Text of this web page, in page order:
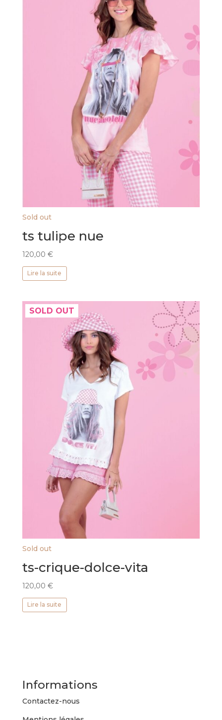
Sold out
ts tulipe nue
120,00 €
Lire la suite
SOLD OUT
Sold out
ts-crique-dolce-vita
120,00 €
Lire la suite
Informations
Contactez-nous